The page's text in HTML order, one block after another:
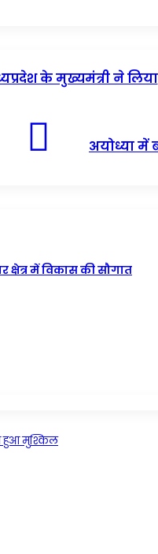
के मुख्यमंत्री ने लिया
अयोध्या में
में विकास की सौगात
हुआ मुश्किल